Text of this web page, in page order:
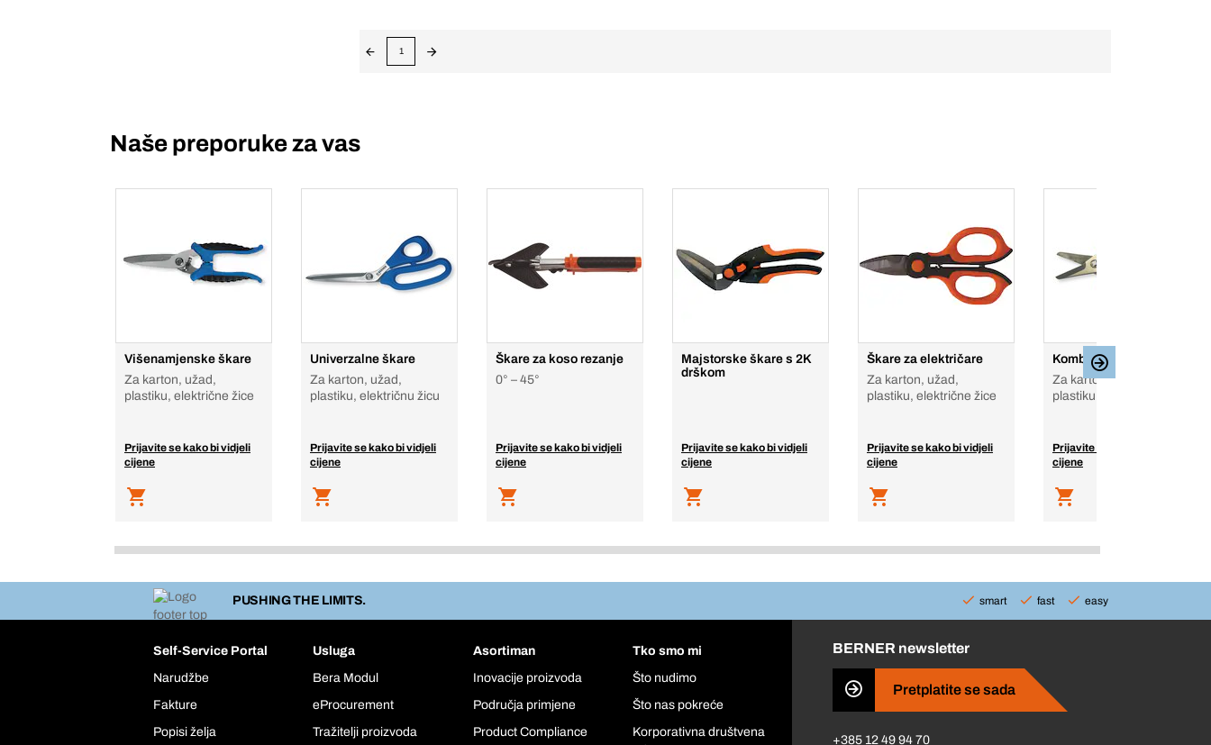
1
Naše preporuke za vas
Višenamjenske škare
Za karton, užad,
plastiku, električne žice
Prijavite se kako bi vidjeli
cijene
Univerzalne škare
Za karton, užad,
plastiku, električnu žicu
Prijavite se kako bi vidjeli
cijene
Škare za koso rezanje
0° – 45°
Prijavite se kako bi vidjeli
cijene
Majstorske škare s 2K
drškom
Prijavite se kako bi vidjeli
cijene
Škare za električare
Za karton, užad,
plastiku, električne žice
Prijavite se kako bi vidjeli
cijene
Kombinirane škare
Za karton, užad,
plastiku, električnu žicu
Prijavite se kako bi vidjeli
cijene
PUSHING THE LIMITS. smart fast easy
Self-Service Portal
Narudžbe
Fakture
Popisi želja
Usluga
Bera Modul
eProcurement
Tražitelji proizvoda
Asortiman
Inovacije proizvoda
Područja primjene
Product Compliance
Tko smo mi
Što nudimo
Što nas pokreće
Korporativna društvena
BERNER newsletter
Pretplatite se sada
+385 12 49 94 70